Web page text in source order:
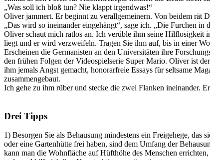
„Was soll ich bloß tun? Nie klappt irgendwas!“
Oliver jammert. Er beginnt zu verallgemeinern. Von beidem rät
„Das wird so ineinander eingehängt“, sage ich. „Die Furchen in
Oliver schaut mich ratlos an. Ich verüble ihm seine Hilflosigkeit
liegt und er wird verzweifeln. Tragen Sie ihm auf, bis in einer
Erscheinen die Germanisten an den Universitäten ihre
den frühen Folgen der Videospielserie Super Mario. Oliver ist
ihm jemals Angst gemacht, honorarfreie Essays für seltsame
zusammengebaut.
Ich gehe zu ihm rüber und stecke die zwei Flanken ineinander.
Drei Tipps
1) Besorgen Sie als Behausung mindestens ein Freigehege,
oder eine Gartenhütte frei haben, sind dem Umfang der
kann man die Wohnfläche auf Hüfthöhe des Menschen